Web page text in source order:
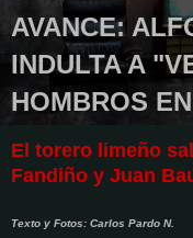
AVANCE:
INDULTA A
HOMBROS
El torero limeño
Fandiño y Juan
Texto y Fotos: Carlos Pardo N.